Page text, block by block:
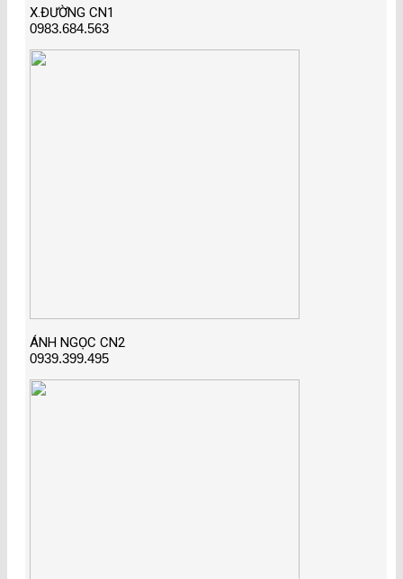
X.ĐƯỜNG CN1
0983.684.563
ÁNH NGỌC CN2
0939.399.495